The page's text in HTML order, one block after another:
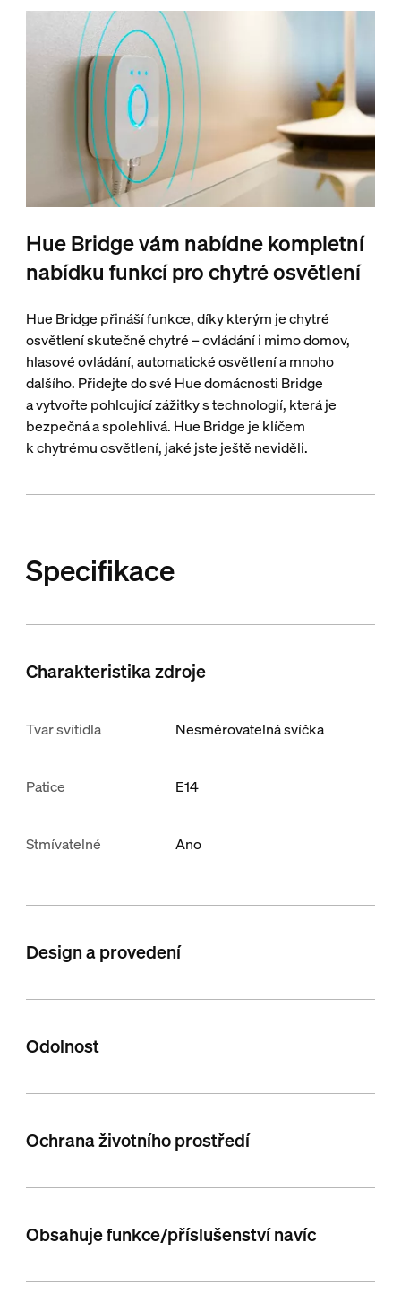
Hue Bridge vám nabídne kompletní
nabídku funkcí pro chytré osvětlení
Hue Bridge přináší funkce, díky kterým je chytré
osvětlení skutečně chytré – ovládání i mimo domov,
hlasové ovládání, automatické osvětlení a mnoho
dalšího. Přidejte do své Hue domácnosti Bridge
a vytvořte pohlcující zážitky s technologií, která je
bezpečná a spolehlivá. Hue Bridge je klíčem
k chytrému osvětlení, jaké jste ještě neviděli.
Specifikace
Charakteristika zdroje
Tvar svítidla Nesměrovatelná svíčka
Patice E14
Stmívatelné Ano
Design a provedení
Odolnost
Ochrana životního prostředí
Obsahuje funkce/příslušenství navíc